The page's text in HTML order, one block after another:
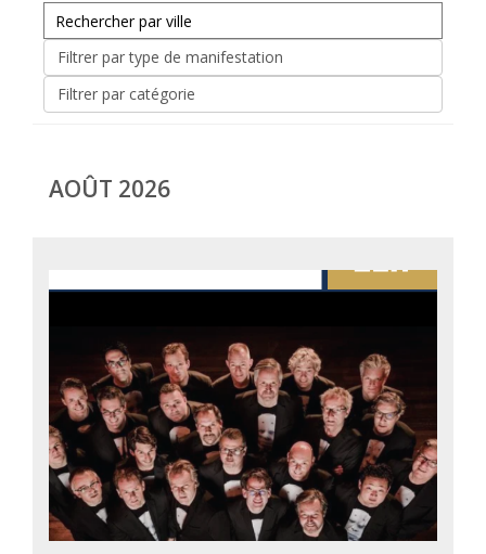
AOÛT 2026